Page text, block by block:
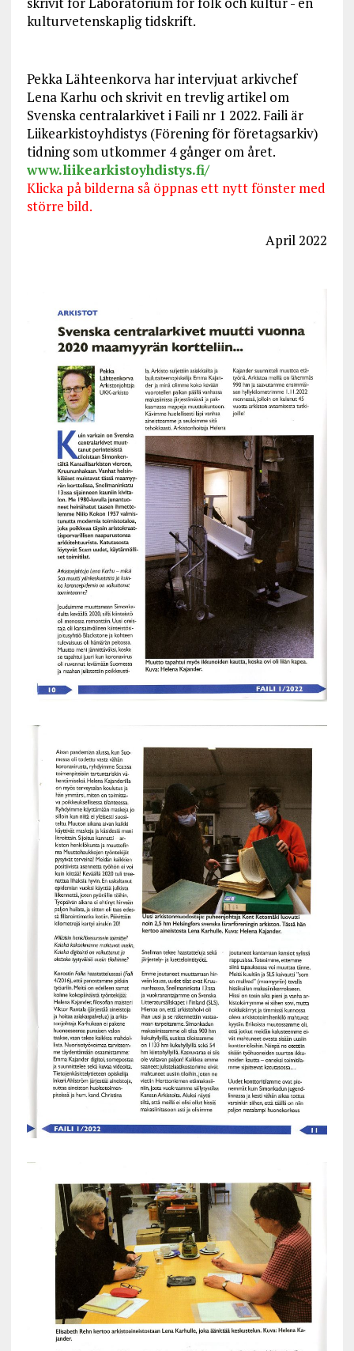
kulturvetenskaplig tidskrift.
Pekka Lähteenkorva har intervjuat arkivchef
Lena Karhu och skrivit en trevlig artikel om
Svenska centralarkivet i Faili nr 1 2022. Faili är
Liikearkistoyhdistys (Förening för företagsarkiv)
tidning som utkommer 4 gånger om året.
www.liikearkistoyhdistys.fi/
Klicka på bilderna så öppnas ett nytt fönster med
större bild.
April 2022